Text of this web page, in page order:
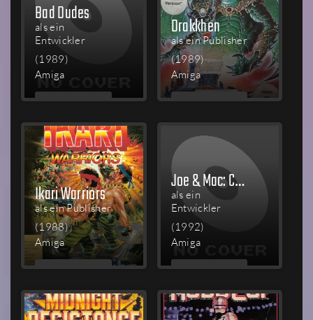
Bad Dudes
als ein
Entwickler
(1989)
Amiga
MEHR
Drakkhen
als ein Publisher
(1989)
Amiga
MEHR
Ikari Warriors
als ein Publisher
(1988)
Amiga
MEHR
Joe & Mac: Caveman Ninja
als ein
Entwickler
(1992)
Amiga
MEHR